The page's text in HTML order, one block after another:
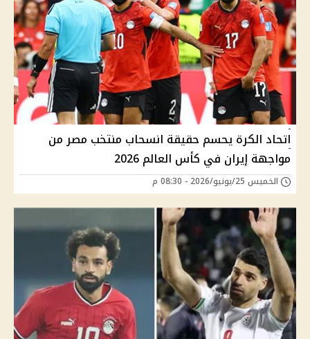
اتحاد الكرة يحسم حقيقة انسحاب منتخب مصر من
مواجهة إيران في كأس العالم 2026
الخميس 25/يونيو/2026 - 08:30 م